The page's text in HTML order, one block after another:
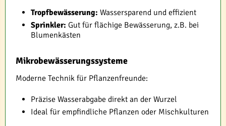
Tropfbewässerung: Wassersparend und effizient
Sprinkler: Gut für flächige Bewässerung, z.B. bei
Blumenkästen
Mikrobewässerungssysteme
Moderne Technik für Pflanzenfreunde:
Präzise Wasserabgabe direkt an der Wurzel
Ideal für empfindliche Pflanzen oder Mischkulturen